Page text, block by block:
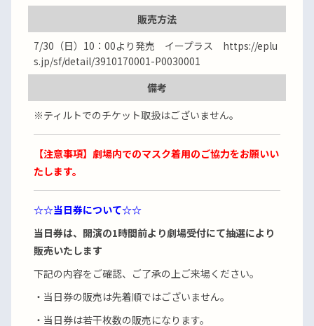
販売方法
7/30（日）10：00より発売 イープラス https://eplu
s.jp/sf/detail/3910170001-P0030001
備考
※ティルトでのチケット取扱はございません。
【注意事項】劇場内でのマスク着用のご協力をお願いい
たします。
☆☆当日券について☆☆
当日券は、開演の1時間前より劇場受付にて抽選により
販売いたします
下記の内容をご確認、ご了承の上ご来場ください。
・当日券の販売は先着順ではございません。
・当日券は若干枚数の販売になります。